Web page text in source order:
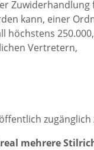
Zuwiderhandlung
kann, einer
höchstens
Vertretern,
zugänglich
mehrere